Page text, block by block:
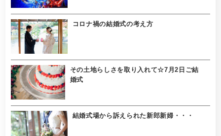
コロナ禍の結婚式の考え方
その土地らしさを取り入れて☆7月2日ご結
婚式
結婚式場から訴えられた新郎新婦・・・